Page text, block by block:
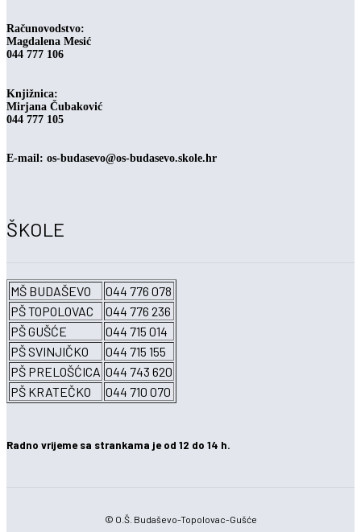
Računovodstvo:
Magdalena Mesić
044 777 106
Knjižnica:
Mirjana Čubaković
044 777 105
E-mail: os-budasevo@os-budasevo.skole.hr
ŠKOLE
MŠ BUDAŠEVO
044 776 078
PŠ TOPOLOVAC
044 776 236
PŠ GUŠĆE
044 715 014
PŠ SVINJIČKO
044 715 155
PŠ PRELOŠĆICA 044 743 620
PŠ KRATEČKO
044 710 070
Radno vrijeme sa strankama je od 12 do 14 h.
© O.Š. Budaševo-Topolovac-Gušće